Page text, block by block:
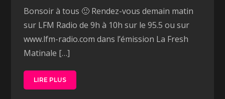
Bonsoir à tous 🙂 Rendez-vous demain matin
sur LFM Radio de 9h à 10h sur le 95.5 ou sur
www.lfm-radio.com dans l’émission La Fresh
Matinale […]
LIRE PLUS